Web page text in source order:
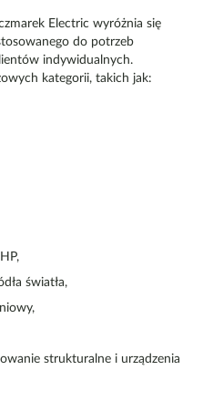
Electric wyróżnia się
do potrzeb
indywidualnych.
kategorii, takich jak:
światła,
strukturalne i urządzenia